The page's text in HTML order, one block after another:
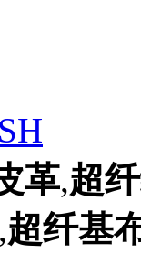
革,超
,超纤基